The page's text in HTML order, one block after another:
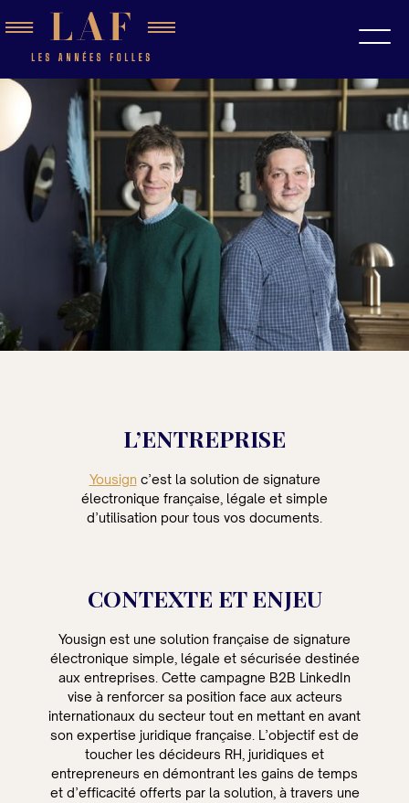
L’ENTREPRISE
Yousign c’est la solution de signature
électronique française, légale et simple
d’utilisation pour tous vos documents.
CONTEXTE ET ENJEU
Yousign est une solution française de signature
électronique simple, légale et sécurisée destinée
aux entreprises. Cette campagne B2B LinkedIn
vise à renforcer sa position face aux acteurs
internationaux du secteur tout en mettant en avant
son expertise juridique française. L’objectif est de
toucher les décideurs RH, juridiques et
entrepreneurs en démontrant les gains de temps
et d’efficacité offerts par la solution, à travers une